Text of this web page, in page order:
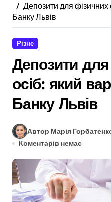
Депозити для фізичних
Банку Львів
Різне
Депозити
осіб: який
Банку Львів
Автор Марія
Коментарів немає